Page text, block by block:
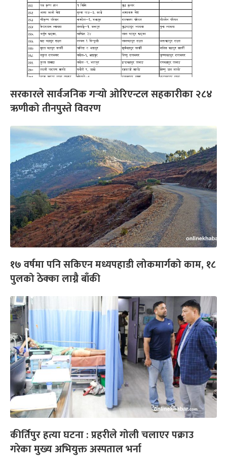
सरकारले सार्वजनिक गर्‍यो ओरिएन्टल सहकारीका २८४
ऋणीको तीनपुस्ते विवरण
१७ वर्षमा पनि सकिएन मध्यपहाडी लोकमार्गको काम, १८
पुलको ठेक्का लाग्नै बाँकी
कीर्तिपुर हत्या घटना : प्रहरीले गोली चलाएर पक्राउ
गरेका मुख्य अभियुक्त अस्पताल भर्ना